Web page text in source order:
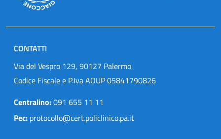
CONTATTI
Via del Vespro 129, 90127 Palermo
Codice Fiscale e P.Iva AOUP 05841790826
Centralino:091 655 11 11
Pec: protocollo@cert.policlinico.pa.it